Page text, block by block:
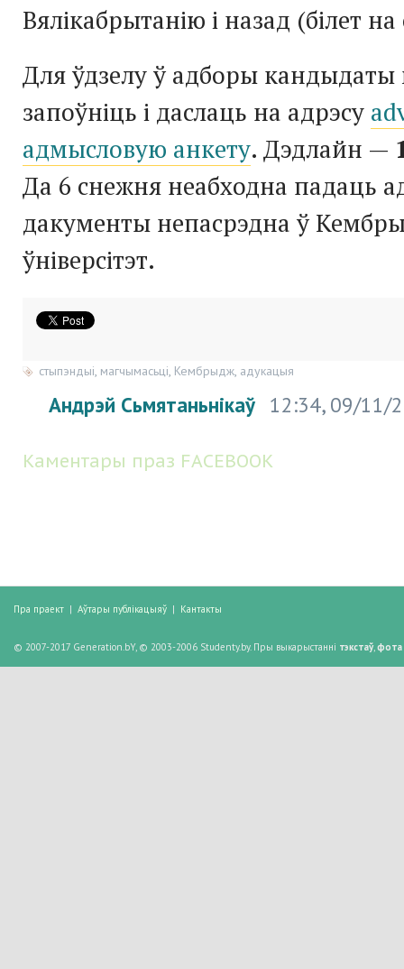
Вялікабрытанію і назад (білет
Для ўдзелу ў адборы кандыдаты
запоўніць і даслаць на адрэсу
адмысловую анкету. Дэдлайн —
Да 6 снежня неабходна падаць
дакументы непасрэдна ў
ўніверсітэт.
стыпэндыі магчымасьці Кембрыдж адукацыя
Андрэй Сьмятаньнікаў 12:34, 09/11/
Каментары праз FACEBOOK
Пра праект | Аўтары публікацыяў | Кантакты
© 2007-2017 Generation.bY, © 2003-2006 Studenty.by. Пры выкарыстанні тэкстаў, фота